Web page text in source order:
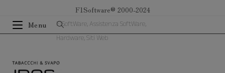
contenuto
F1Software® 2000-2024
Menu
F1SoftWare, Assistenza SoftWare,
Hardware, Siti Web